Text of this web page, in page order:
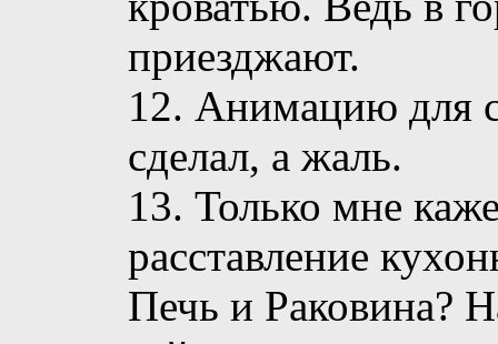
приезджают.
12. Анимацию для
сделал, а жаль.
13. Только мне
расставление
Печь и Раковина?